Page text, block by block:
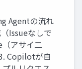
Agentの流れ
Issueなしで
（アサイ二
Copilotが自